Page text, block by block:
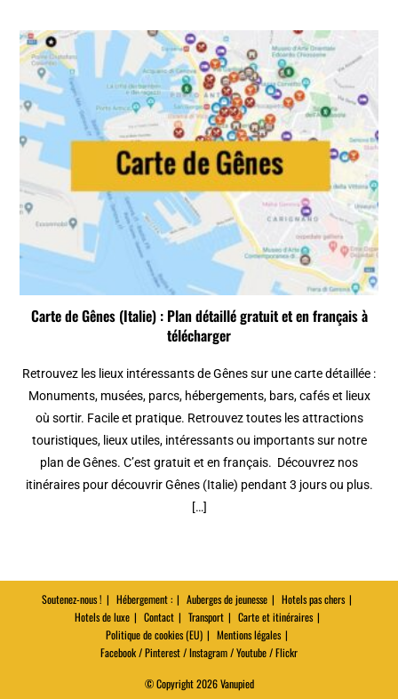
Carte de Gênes (Italie) : Plan détaillé gratuit et en français à
télécharger
Retrouvez les lieux intéressants de Gênes sur une carte détaillée :
Monuments, musées, parcs, hébergements, bars, cafés et lieux
où sortir. Facile et pratique. Retrouvez toutes les attractions
touristiques, lieux utiles, intéressants ou importants sur notre
plan de Gênes. C’est gratuit et en français. Découvrez nos
itinéraires pour découvrir Gênes (Italie) pendant 3 jours ou plus.
[…]
Soutenez-nous ! Hébergement : Auberges de jeunesse
Hotels pas chers
Hotels de luxe
Contact Transport
Carte et itinéraires
Politique de cookies (EU)
Mentions légales
Facebook / Pinterest / Instagram / Youtube / Flickr
© Copyright 2026 Vanupied